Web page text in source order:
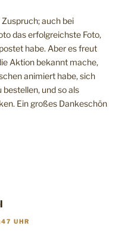
auch bei
das erfolgreichste Foto,
habe. Aber es freut
Aktion bekannt mache,
animiert habe, sich
bestellen, und so als
Ein großes Dankeschön
UHR